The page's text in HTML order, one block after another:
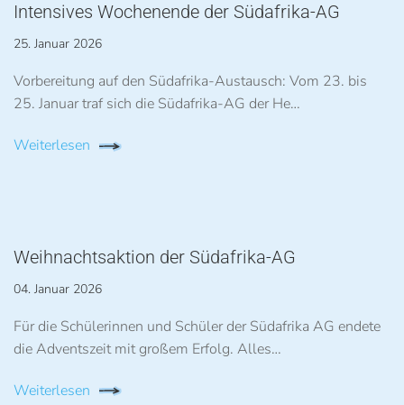
Intensives Wochenende der Südafrika-AG
25. Januar 2026
Vorbereitung auf den Südafrika-Austausch: Vom 23. bis
25. Januar traf sich die Südafrika-AG der He…
Weiterlesen
Weihnachtsaktion der Südafrika-AG
04. Januar 2026
Für die Schülerinnen und Schüler der Südafrika AG endete
die Adventszeit mit großem Erfolg. Alles…
Weiterlesen